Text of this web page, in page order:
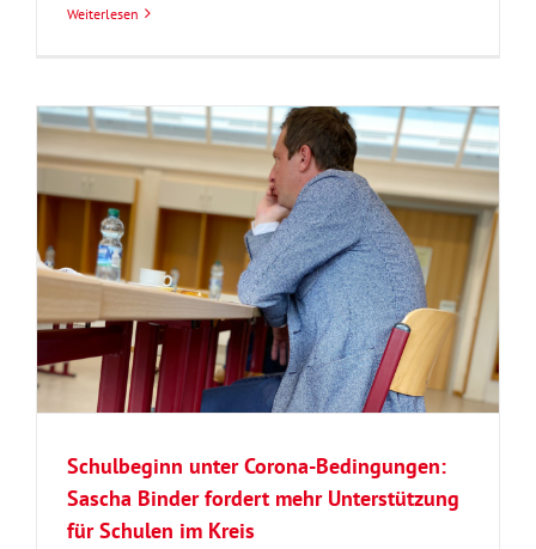
Weiterlesen
Schulbeginn unter Corona-Bedingungen:
Sascha Binder fordert mehr Unterstützung
für Schulen im Kreis